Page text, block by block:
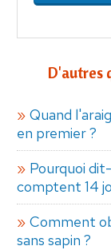
D'autres
Quand
en premier ?
Pourquoi
comptent 14
Comment
sans sapin ?